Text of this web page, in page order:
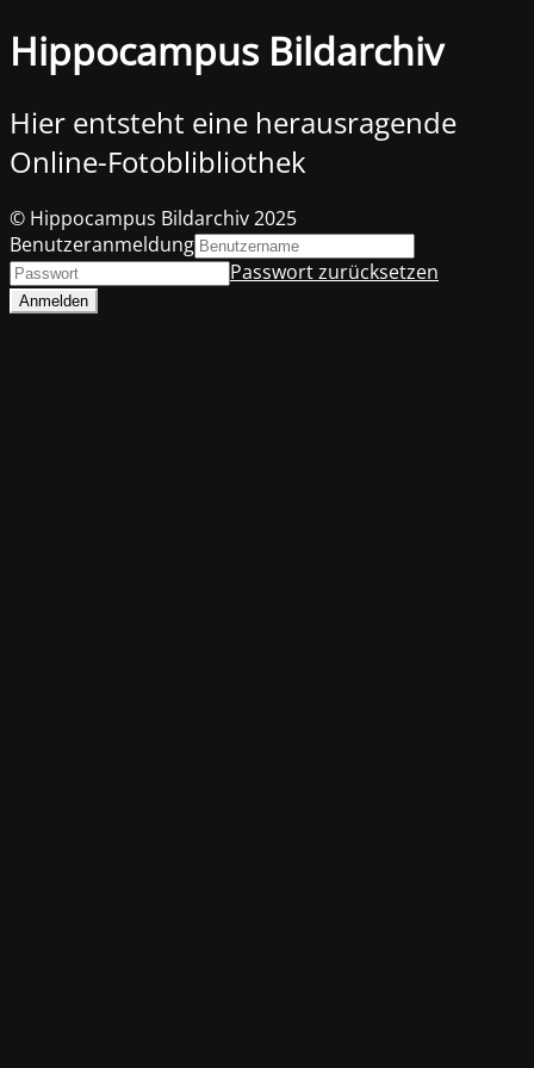
Hippocampus Bildarchiv
Hier entsteht eine herausragende
Online-Fotoblibliothek
© Hippocampus Bildarchiv 2025
Benutzeranmeldung
Passwort zurücksetzen